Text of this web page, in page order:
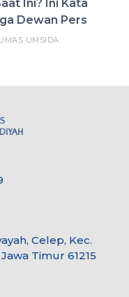
Ini? Ini Kata
Dewan Pers
UMSIDA
Celep, Kec.
Timur 61215